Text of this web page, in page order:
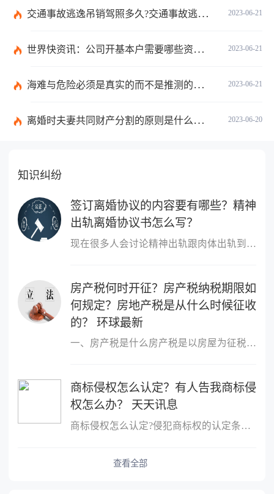
2023-06-21
交通事故逃逸吊销驾照多久?交通事故逃逸的认定标准是什么?-世界独家
2023-06-21
世界快资讯：公司开基本户需要哪些资料？开基本户的程序是什么？
2023-06-21
海难与危险必须是真实的而不是推测的吗？
2023-06-20
离婚时夫妻共同财产分割的原则是什么？离婚的共同财产怎么分割？
知识纠纷
签订离婚协议的内容要有哪些？精神
出轨离婚协议书怎么写？
现在很多人会讨论精神出轨跟肉体出轨到底哪个更严重？这个不同的人
房产税何时开征？房产税纳税期限如
何规定？房地产税是从什么时候征收
的？ 环球最新
一、房产税是什么房产税是以房屋为征税对象，按房屋的计税余值或租
商标侵权怎么认定？有人告我商标侵
权怎么办？ 天天讯息
商标侵权怎么认定?侵犯商标权的认定条件是：行为人客观上实施了侵犯
查看全部